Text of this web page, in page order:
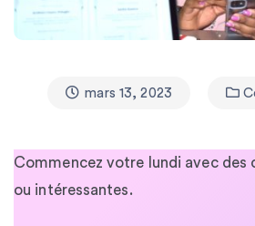
mars 13, 2023
Commencez votre lundi avec des
ou intéressantes.